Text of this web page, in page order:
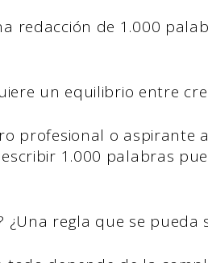
redacción de 1.000
un equilibrio entre
profesional o aspirante
1.000 palabras
¿Una regla que se pueda